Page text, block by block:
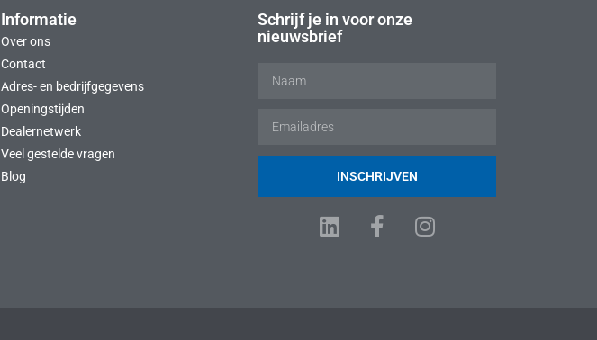
Informatie
Over ons
Contact
Adres- en bedrijfgegevens
Openingstijden
Dealernetwerk
Veel gestelde vragen
Blog
Schrijf je in voor onze
nieuwsbrief
INSCHRIJVEN